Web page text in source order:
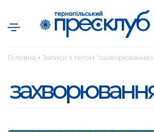
Головна ● Записи з тегом "захворювання